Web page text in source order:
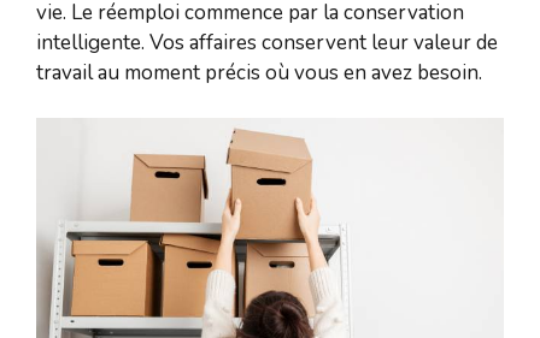
vie. Le réemploi commence par la conservation
intelligente. Vos affaires conservent leur valeur de
travail au moment précis où vous en avez besoin.